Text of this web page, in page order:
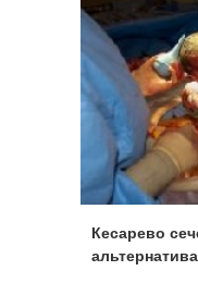
Кесарево